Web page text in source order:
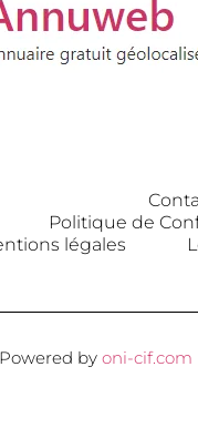
Politique de
légales
Powered by oni-cif.com